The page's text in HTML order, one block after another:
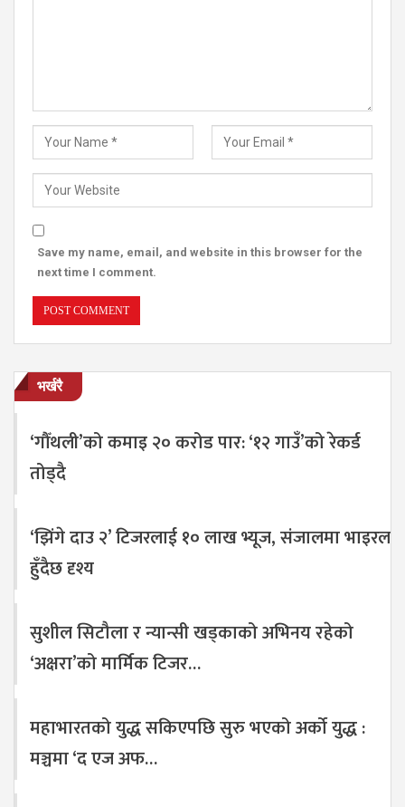
Save my name, email, and website in this browser for the
next time I comment.
भर्खरै
‘गौँथली’को कमाइ २० करोड पार: ‘१२ गाउँ’को रेकर्ड
तोड्दै
‘झिंगे दाउ २’ टिजरलाई १० लाख भ्यूज, संजालमा भाइरल
हुँदैछ दृश्य
सुशील सिटौला र न्यान्सी खड्काको अभिनय रहेको
‘अक्षरा’को मार्मिक टिजर…
महाभारतको युद्ध सकिएपछि सुरु भएको अर्को युद्ध :
मञ्चमा ‘द एज अफ…